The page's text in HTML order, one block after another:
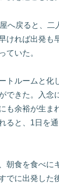
へ戻ると、二
ければ出発も
ていた。
トルームと化
できた。入念
も余裕が生ま
ると、1日を
朝食を食べに
でに出発した